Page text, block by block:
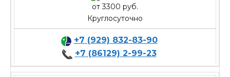
от 3300 руб.
Круглосуточно
+7 (929) 832-83-90
+7 (86129) 2-99-23